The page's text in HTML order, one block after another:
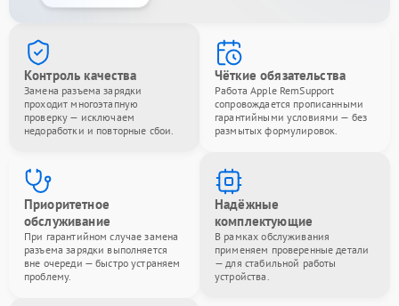
Контроль качества
Замена разъема зарядки
проходит многоэтапную
проверку — исключаем
недоработки и повторные сбои.
Чёткие обязательства
Работа Apple RemSupport
сопровождается прописанными
гарантийными условиями — без
размытых формулировок.
Приоритетное
обслуживание
При гарантийном случае замена
разъема зарядки выполняется
вне очереди — быстро устраняем
проблему.
Надёжные
комплектующие
В рамках обслуживания
применяем проверенные детали
— для стабильной работы
устройства.